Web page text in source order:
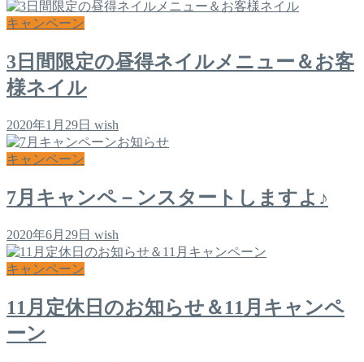
キャンペーン
3日間限定の昼得ネイルメニュー＆お客
様ネイル
2020年1月29日 wish
キャンペーン
7月キャンペ－ンスタートしますよ♪
2020年6月29日 wish
キャンペーン
11月定休日のお知らせ＆11月キャンペ
ーン